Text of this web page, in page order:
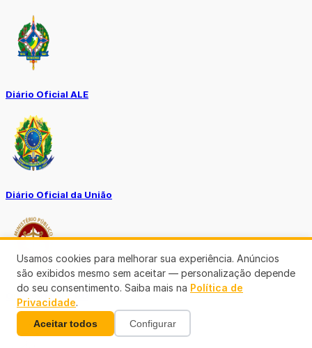
Diário Oficial ALE
Diário Oficial da União
Ouvidoria MP-RO
Usamos cookies para melhorar sua experiência. Anúncios
são exibidos mesmo sem aceitar — personalização depende
do seu consentimento. Saiba mais na Política de
Privacidade.
Aceitar todos Configurar